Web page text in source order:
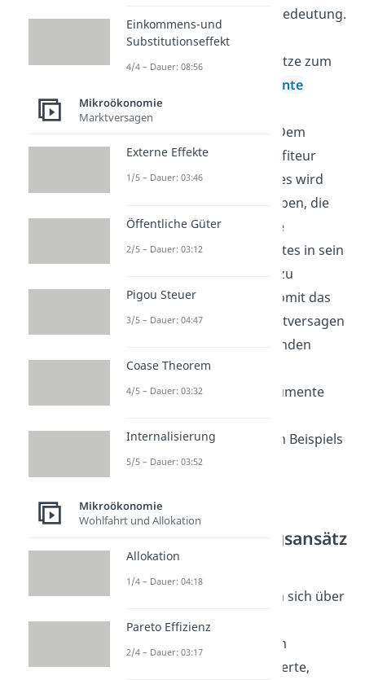
haben eine wichtige Bedeutung.
Insgesamt haben die
Internalisierungsansätze zum
pareto-effiziente
Wohlfahrtsoptimum
wiederherzustellen. Dem
Verursacher oder Profiteur
eines externen Effektes wird
dabei ein Anreiz gegeben, die
negative oder positive
Auswirkung des Effektes in sein
Entscheidungskalkül zu
verinnerlichen
und somit das
vorherrschende Marktversagen
zu beheben. Im Folgenden
werden die
Internalisierungsinstumente
umweltökonomischen Beispiels
kurz erklärt:
Staatliche
Internalisierungsansätz
e
Externe Effekte lassen sich über
staatliche Eingriffe
, indem
beispielsweise Richtwerte,
Einkommens-und
Substitutionseffekt
4/4 – Dauer: 08:56
Mikroökonomie
Marktversagen
Externe Effekte
1/5 – Dauer: 03:46
Öffentliche Güter
2/5 – Dauer: 03:12
Pigou Steuer
3/5 – Dauer: 04:47
Coase Theorem
4/5 – Dauer: 03:32
Internalisierung
5/5 – Dauer: 03:52
Mikroökonomie
Wohlfahrt und Allokation
Allokation
1/4 – Dauer: 04:18
Pareto Effizienz
2/4 – Dauer: 03:17